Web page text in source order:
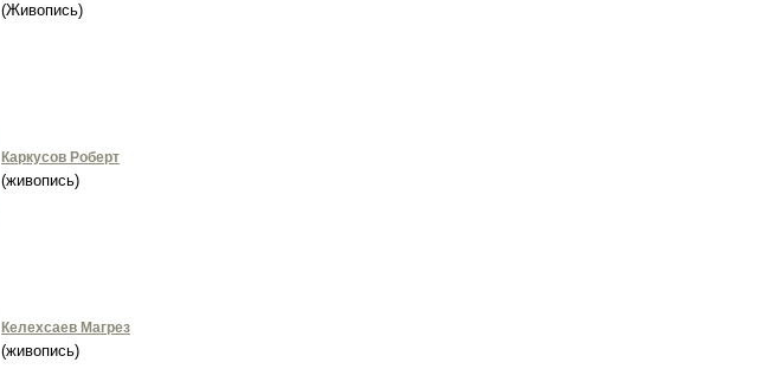
(Живопись)
Каркусов Роберт
(живопись)
Келехсаев Магрез
(живопись)